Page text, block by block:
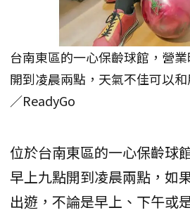
台南東區的一心保齡球館，營
開到凌晨兩點，天氣不佳可以
／ReadyGo
位於台南東區的一心保齡球
早上九點開到凌晨兩點，如
出遊，不論是早上、下午或